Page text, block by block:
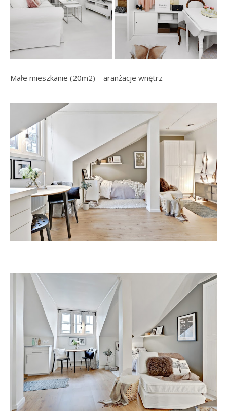
Małe mieszkanie (20m2) – aranżacje wnętrz